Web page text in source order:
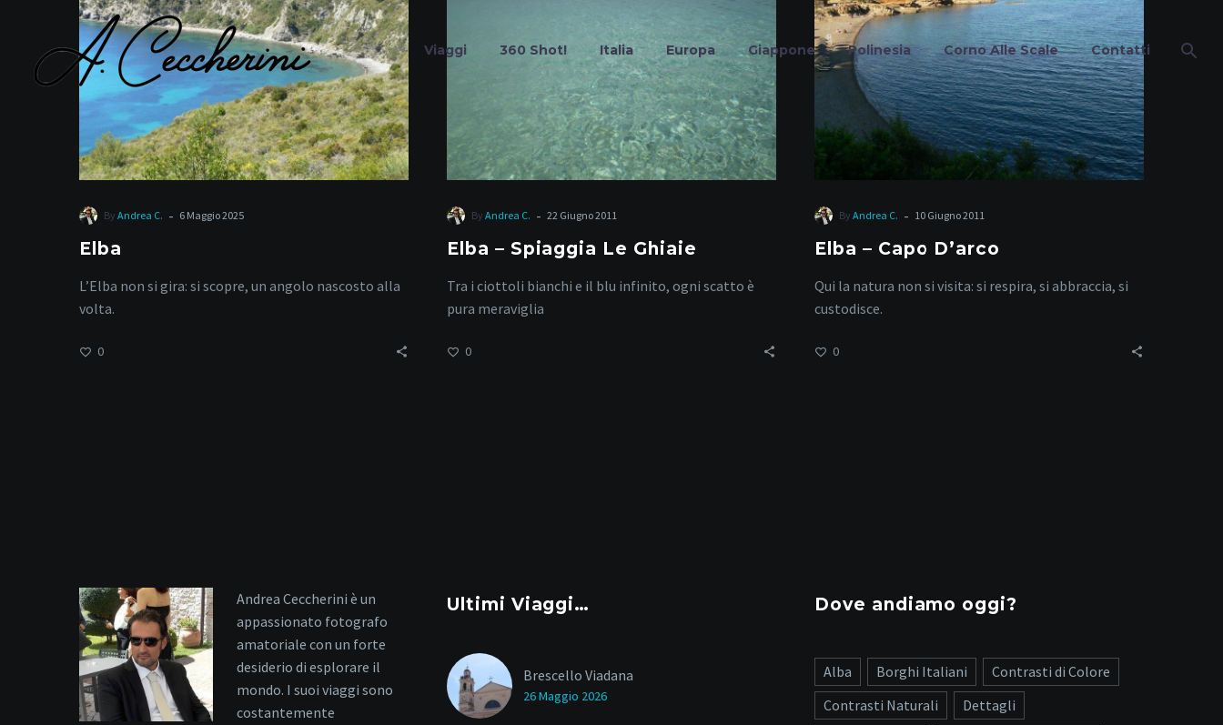
Viaggi 360 Shot! Italia Europa Giappone Polinesia Corno Alle Scale Contatti
snorkeling Elba
By Andrea C. - 6 Maggio 2025
Elba
L’Elba non si gira: si scopre, un angolo nascosto alla
volta.
0
Ghiaie
By Andrea C. - 22 Giugno 2011
Elba – Spiaggia Le Ghiaie
Tra i ciottoli bianchi e il blu infinito, ogni scatto è
pura meraviglia
0
D’arco
By Andrea C. - 10 Giugno 2011
Elba – Capo D’arco
Qui la natura non si visita: si respira, si abbraccia, si
custodisce.
0
Andrea Ceccherini è un
appassionato fotografo
amatoriale con un forte
desiderio di esplorare il
mondo. I suoi viaggi sono
costantemente
Ultimi Viaggi…
Brescello Viadana
26 Maggio 2026
Dove andiamo oggi?
Alba Borghi Italiani
Contrasti di Colore
Contrasti Naturali
Dettagli